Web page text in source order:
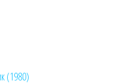
(1980)